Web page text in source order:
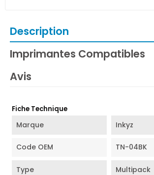
Description
Imprimantes Compatibles
Avis
Fiche Technique
Marque Inkyz
Code OEM TN-04BK
Type Multipack